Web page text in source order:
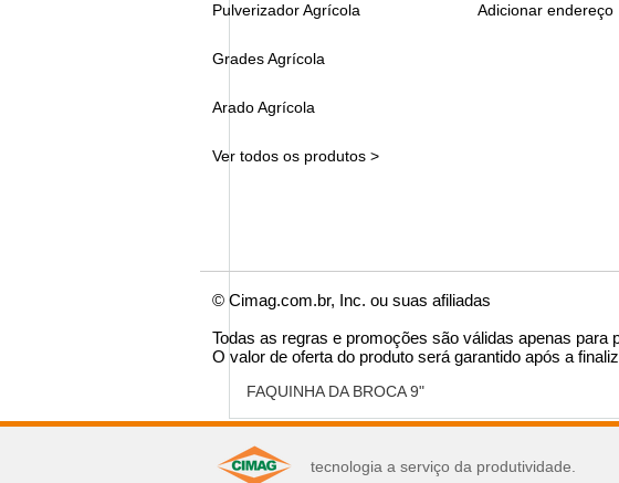
FAQUINHA DA BROCA 9"
você pode se interessar
Pulverizador Agrícola Adicionar endereço
Grades Agrícola
Arado Agrícola
Ver todos os produtos >
© Cimag.com.br, Inc. ou suas afiliadas
Todas as regras e promoções são válidas apenas para
O valor de oferta do produto será garantido após a
tecnologia a serviço da produtividade.